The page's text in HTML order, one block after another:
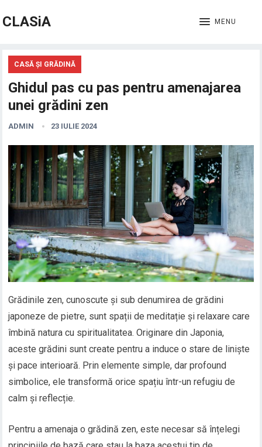
CLASiA MENU
CASĂ ȘI GRĂDINĂ
Ghidul pas cu pas pentru amenajarea
unei grădini zen
ADMIN 23 IULIE 2024
Grădinile zen, cunoscute și sub denumirea de grădini
japoneze de pietre, sunt spații de meditație și relaxare care
îmbină natura cu spiritualitatea. Originare din Japonia,
aceste grădini sunt create pentru a induce o stare de liniște
și pace interioară. Prin elemente simple, dar profound
simbolice, ele transformă orice spațiu într-un refugiu de
calm și reflecție.
Pentru a amenaja o grădină zen, este necesar să înțelegi